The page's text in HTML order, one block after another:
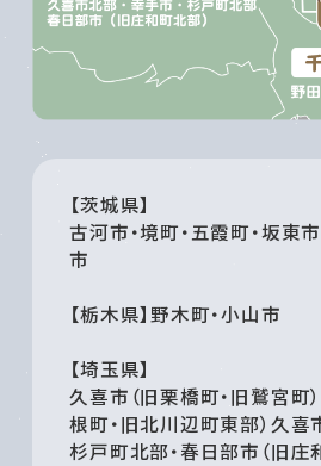
【茨城県】
古河市・境町・五霞町・坂東
市
【栃木県】野木町・小山市
【埼玉県】
久喜市（旧栗橋町・旧鷲宮町
根町・旧北川辺町東部）久喜
杉戸町北部・春日部市（旧庄